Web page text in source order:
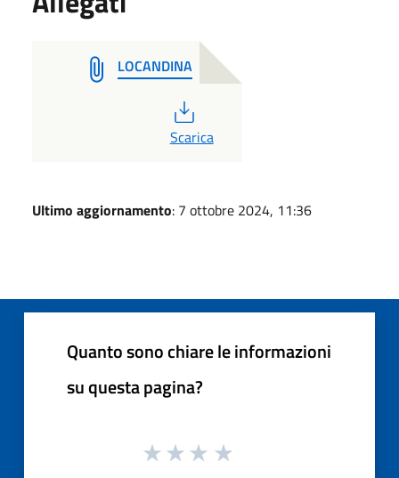
LOCANDINA
PDF
Scarica
Ultimo aggiornamento: 7 ottobre 2024, 11:36
Quanto sono chiare le informazioni
su questa pagina?